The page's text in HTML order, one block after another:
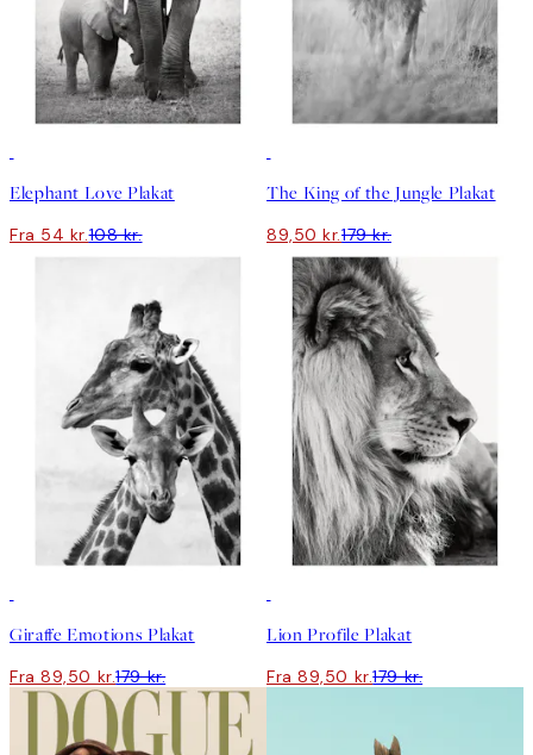
Elephant Love Plakat
Fra 54 kr.108 kr.
The King of the Jungle Plakat
89,50 kr.179 kr.
Giraffe Emotions Plakat
Fra 89,50 kr.179 kr.
Lion Profile Plakat
Fra 89,50 kr.179 kr.